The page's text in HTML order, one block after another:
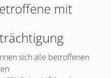
mit
sich alle betroffenen